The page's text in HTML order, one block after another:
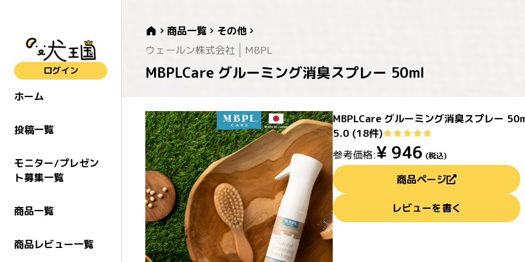
ログイン
ホーム
投稿一覧
モニター/プレゼン
ト募集一覧
商品一覧
商品レビュー一覧
商品一覧
その他
ウェールン株式会社
MBPL
MBPLCare グルーミング消臭スプレー 50ml
MBPLCare グルーミング消臭スプレー
5.0 (18件)
参考価格:¥ 946 (税込)
商品ページ
レビューを書く